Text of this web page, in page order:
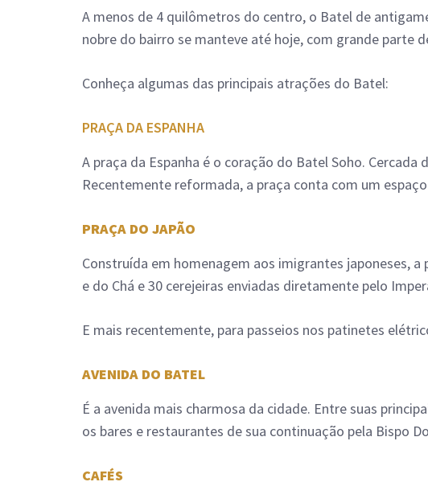
A menos de 4 quilômetros do centro, o Batel de
nobre do bairro se manteve até hoje, com grande parte
Conheça algumas das principais atrações do Batel:
PRAÇA DA ESPANHA
A praça da Espanha é o coração do Batel Soho.
Recentemente reformada, a praça conta com um
PRAÇA DO JAPÃO
Construída em homenagem aos imigrantes japoneses,
e do Chá e 30 cerejeiras enviadas diretamente pelo
E mais recentemente, para passeios nos patinetes
AVENIDA DO BATEL
É a avenida mais charmosa da cidade. Entre suas
os bares e restaurantes de sua continuação pela Bispo
CAFÉS